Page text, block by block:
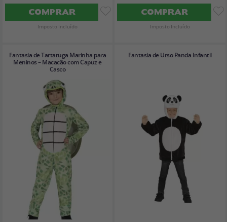
COMPRAR
Imposto Incluído
COMPRAR
Imposto Incluído
Fantasia de Tartaruga Marinha para
Meninos – Macacão com Capuz e
Casco
Fantasia de Urso Panda Infantil